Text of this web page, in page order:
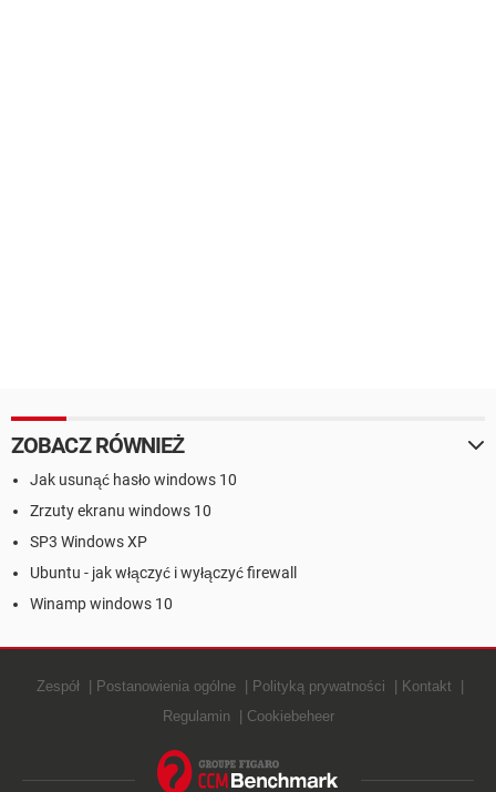
ZOBACZ RÓWNIEŻ
Jak usunąć hasło windows 10
Zrzuty ekranu windows 10
SP3 Windows XP
Ubuntu - jak włączyć i wyłączyć firewall
Winamp windows 10
Zespół Postanowienia ogólne Polityką prywatności
Kontakt
Regulamin
Cookiebeheer